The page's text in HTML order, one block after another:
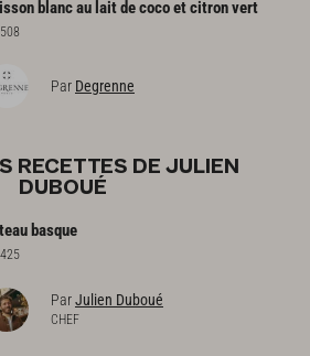
blancau laitdecocoetcitronvert
508
Par Degrenne
RECETTES DE JULIEN
DUBOUÉ
basque
425
ParJulien Duboué
CHEF